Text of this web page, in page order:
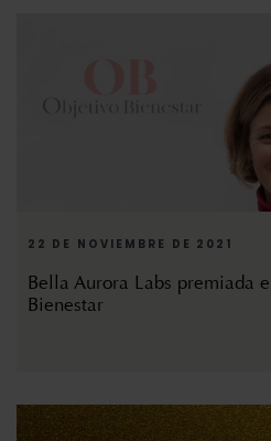
22 DE NOVIEMBRE DE 2021
Bella Aurora Labs premiada
Bienestar